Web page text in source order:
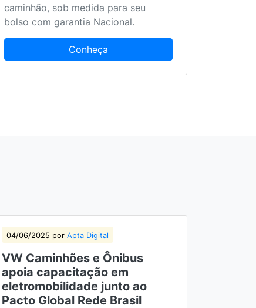
caminhão, sob medida para seu
bolso com garantia Nacional.
Conheça
04/06/2025 porApta Digital
VW Caminhões e Ônibus
apoia capacitação em
eletromobilidade junto ao
Pacto Global Rede Brasil